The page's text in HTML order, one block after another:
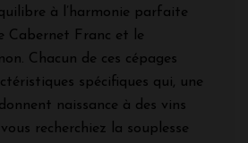
à l’harmonie parfaite
Cabernet Franc et le
Chacun de ces cépages
spécifiques qui, une
naissance à des vins
recherchiez la souplesse